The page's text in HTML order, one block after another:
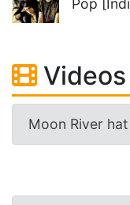
Pop
Videos
Moon River